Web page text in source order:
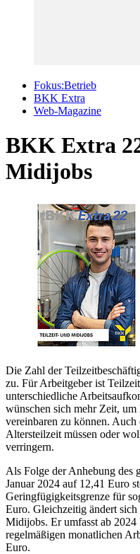
Fokus:Betrieb
BKK Extra
Web-Magazine
BKK Extra
Midijobs
Die Zahl der
zu. Für Arbeitgeber ist
unterschiedliche
wünschen sich mehr Zeit,
vereinbaren zu können.
Altersteilzeit müssen oder
verringern.
Als Folge der Anhebung des
Januar 2024 auf 12,41 Euro
Geringfügigkeitsgrenze für
Euro. Gleichzeitig ändert
Midijobs. Er umfasst ab
regelmäßigen monatlichen
Euro.